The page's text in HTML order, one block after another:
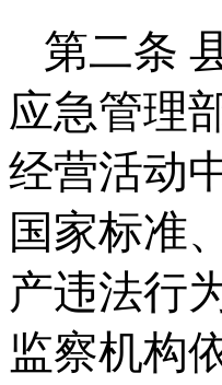
第二条
应急管理
经营活动
国家标准
产违法行
监察机构